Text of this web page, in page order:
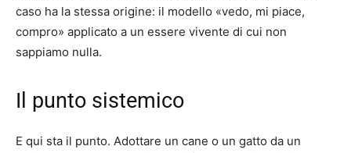
caso ha la stessa origine: il modello «vedo, mi piace,
compro» applicato a un essere vivente di cui non
sappiamo nulla.
Il punto sistemico
E qui sta il punto. Adottare un cane o un gatto da un